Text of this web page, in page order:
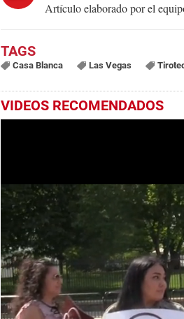
Artículo elaborado por el
Casa Blanca Las Vegas
VIDEOS RECOMENDADOS